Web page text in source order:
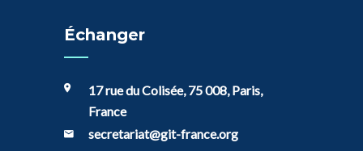
Échanger
17 rue du Colisée, 75 008, Paris,
France
secretariat@git-france.org